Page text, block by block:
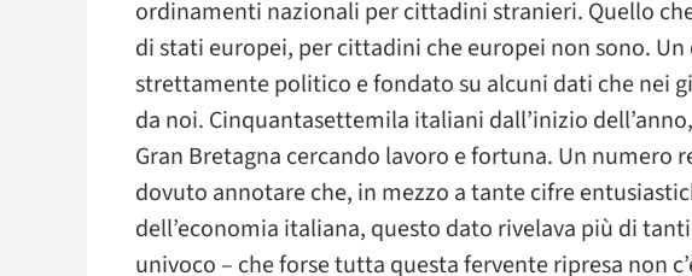
ordinamenti nazionali per cittadini stranieri. Quello
di stati europei, per cittadini che europei non sono.
strettamente politico e fondato su alcuni dati che nei
da noi. Cinquantasettemila italiani dall’inizio
Gran Bretagna cercando lavoro e fortuna. Un numero
dovuto annotare che, in mezzo a tante cifre
dell’economia italiana, questo dato rivelava più di
univoco – che forse tutta questa fervente ripresa non